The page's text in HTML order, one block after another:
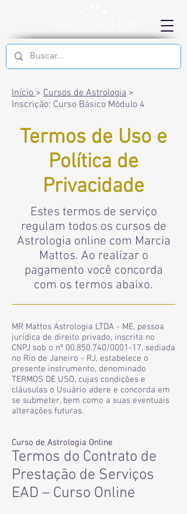
Início> Cursos de Astrologia >
Inscrição: Curso Básico Módulo 4
Termos de Uso e
Política de
Privacidade
Estes termos de serviço
regulam todos os cursos de
Astrologia online com Marcia
Mattos. Ao realizar o
pagamento você concorda
com os termos abaixo.
MR Mattos Astrologia LTDA - ME, pessoa
jurídica de direito privado, inscrita no
CNPJ sob o nº 00.850.740/0001-17, sediada
no Rio de Janeiro - RJ, estabelece o
presente instrumento, denominado
TERMOS DE USO, cujas condições e
cláusulas o Usuário adere e concorda em
se submeter, bem como a suas eventuais
alterações futuras.
Curso de Astrologia Online
Termos do Contrato de
Prestação de Serviços
EAD – Curso Online